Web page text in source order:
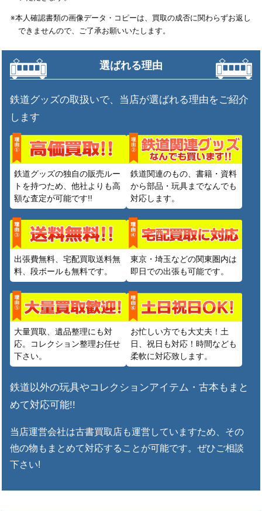
※本人確認書類の画像データ・コピーは、買取の成否に関わらずお返し
できませんので、ご了承お願いいたします。
選ばれる理由
鉄道グッズの取扱いで、当店が選ばれる理由をご紹介
します
鉄道グッズの独自の販売ルー
トを持つため、他社よりも高
額な査定が可能です!!
鉄道関連のもの、書籍・資料
から部品・玩具までなんでも
対応します。
出張費無料、宅配買取送料無
料、段ボールも無料です。
東京・埼玉などの関東圏内は
即日での出張も可能です。
大量買取、遺品整理にも対
応。コレクション整理お任せ
下さい。
お忙しい方でも大丈夫！土
日、祝日も対応！時間なども
柔軟に対応致します。
鉄道以外の玩具やコレクションアイテム・古本もまと
めて対応可能!!
当店運営会社は古書買取店も運営していますため、その
他の物もまとめて対応することが可能です。ぜひご相談
下さい!